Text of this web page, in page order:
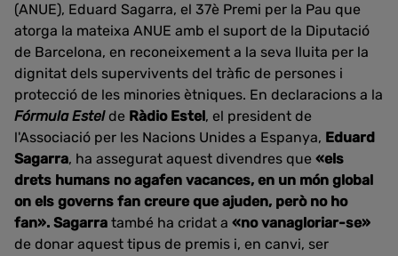
(ANUE), Eduard Sagarra, el 37è Premi per la Pau que
atorga la mateixa ANUE amb el suport de la Diputació
de Barcelona, en reconeixement a la seva lluita per la
dignitat dels supervivents del tràfic de persones i
protecció de les minories ètniques. En declaracions a la
Fórmula Estelde Ràdio Estel, el president de
l'Associació per les Nacions Unides a Espanya, Eduard
Sagarra, ha assegurat aquest divendres que «els
drets humans no agafen vacances, en un món global
on els governs fan creure que ajuden, però no ho
fan». Sagarra també ha cridat a «no vanagloriar-se»
de donar aquest tipus de premis i, en canvi, ser